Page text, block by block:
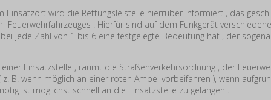
Einsatzort wird die Rettungsleistelle hierrüber informiert , das
Feuerwehrfahrzeuges . Hierfür sind auf dem Funkgerät
jede Zahl von 1 bis 6 eine festgelegte Bedeutung hat , der
Einsatzstelle , räumt die Straßenverkehrsordnung , der
B. wenn möglich an einer roten Ampel vorbeifahren ), wenn
ist möglichst schnell an die Einsatzstelle zu gelangen .